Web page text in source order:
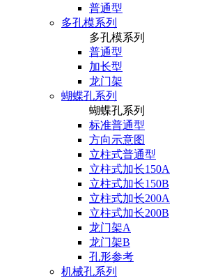
普通型
多孔模系列
多孔模系列
普通型
加长型
龙门架
蝴蝶孔系列
蝴蝶孔系列
标准普通型
方向示意图
立柱式普通型
立柱式加长150A
立柱式加长150B
立柱式加长200A
立柱式加长200B
龙门架A
龙门架B
孔形参考
机械孔系列